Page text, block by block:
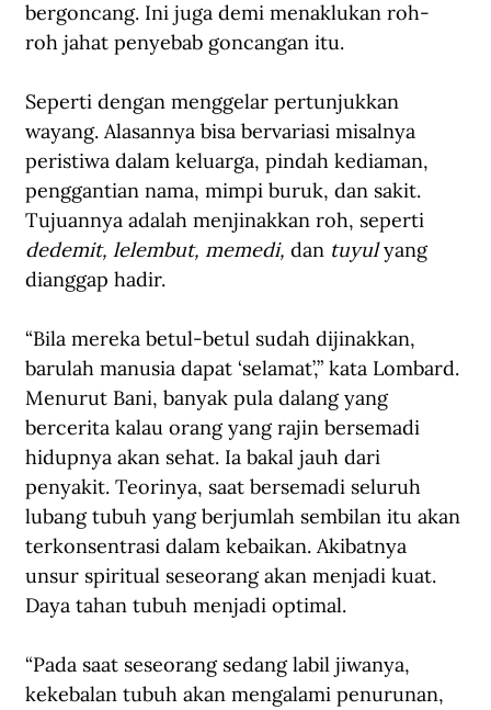
bergoncang. Ini juga demi menaklukan roh-
roh jahat penyebab goncangan itu.
Seperti dengan menggelar pertunjukkan
wayang. Alasannya bisa bervariasi misalnya
peristiwa dalam keluarga, pindah kediaman,
penggantian nama, mimpi buruk, dan sakit.
Tujuannya adalah menjinakkan roh, seperti
dedemit, lelembut, memedi, dan tuyul yang
dianggap hadir.
“Bila mereka betul-betul sudah dijinakkan,
barulah manusia dapat ‘selamat’,” kata Lombard.
Menurut Bani, banyak pula dalang yang
bercerita kalau orang yang rajin bersemadi
hidupnya akan sehat. Ia bakal jauh dari
penyakit. Teorinya, saat bersemadi seluruh
lubang tubuh yang berjumlah sembilan itu akan
terkonsentrasi dalam kebaikan. Akibatnya
unsur spiritual seseorang akan menjadi kuat.
Daya tahan tubuh menjadi optimal.
“Pada saat seseorang sedang labil jiwanya,
kekebalan tubuh akan mengalami penurunan,